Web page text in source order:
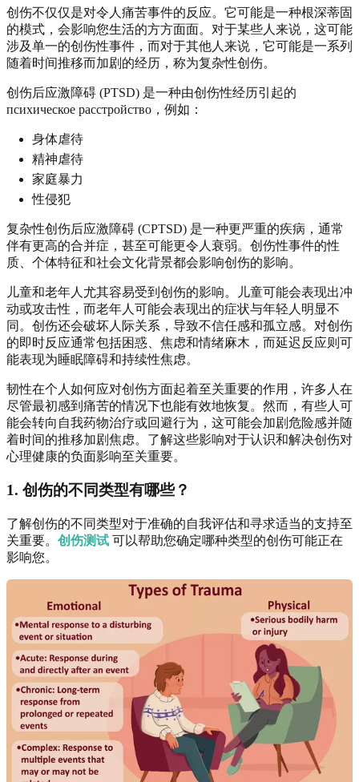
创伤不仅仅是对令人痛苦事件的反应。它可能是一种根深蒂固
的模式，会影响您生活的方方面面。对于某些人来说，这可能
涉及单一的创伤性事件，而对于其他人来说，它可能是一系列
随着时间推移而加剧的经历，称为复杂性创伤。
创伤后应激障碍 (PTSD) 是一种由创伤性经历引起的
психическое расстройство，例如：
身体虐待
精神虐待
家庭暴力
性侵犯
复杂性创伤后应激障碍 (CPTSD) 是一种更严重的疾病，通常
伴有更高的合并症，甚至可能更令人衰弱。创伤性事件的性
质、个体特征和社会文化背景都会影响创伤的影响。
儿童和老年人尤其容易受到创伤的影响。儿童可能会表现出冲
动或攻击性，而老年人可能会表现出的症状与年轻人明显不
同。创伤还会破坏人际关系，导致不信任感和孤立感。对创伤
的即时反应通常包括困惑、焦虑和情绪麻木，而延迟反应则可
能表现为睡眠障碍和持续性焦虑。
韧性在个人如何应对创伤方面起着至关重要的作用，许多人在
尽管最初感到痛苦的情况下也能有效地恢复。然而，有些人可
能会转向自我药物治疗或回避行为，这可能会加剧危险感并随
着时间的推移加剧焦虑。了解这些影响对于认识和解决创伤对
心理健康的负面影响至关重要。
1. 创伤的不同类型有哪些？
了解创伤的不同类型对于准确的自我评估和寻求适当的支持至
关重要。 创伤测试 可以帮助您确定哪种类型的创伤可能正在
影响您。